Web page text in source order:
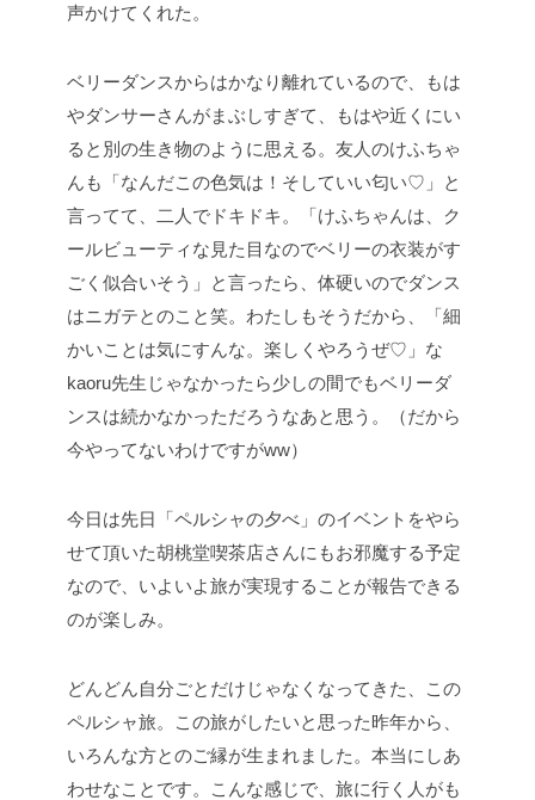
声かけてくれた。
ベリーダンスからはかなり離れているので、もは
やダンサーさんがまぶしすぎて、もはや近くにい
ると別の生き物のように思える。友人のけふちゃ
んも「なんだこの色気は！そしていい匂い♡」と
言ってて、二人でドキドキ。「けふちゃんは、ク
ールビューティな見た目なのでベリーの衣装がす
ごく似合いそう」と言ったら、体硬いのでダンス
はニガテとのこと笑。わたしもそうだから、「細
かいことは気にすんな。楽しくやろうぜ♡」な
kaoru先生じゃなかったら少しの間でもベリーダ
ンスは続かなかっただろうなあと思う。（だから
今やってないわけですがww）
今日は先日「ペルシャの夕べ」のイベントをやら
せて頂いた胡桃堂喫茶店さんにもお邪魔する予定
なので、いよいよ旅が実現することが報告できる
のが楽しみ。
どんどん自分ごとだけじゃなくなってきた、この
ペルシャ旅。この旅がしたいと思った昨年から、
いろんな方とのご縁が生まれました。本当にしあ
わせなことです。こんな感じで、旅に行く人がも